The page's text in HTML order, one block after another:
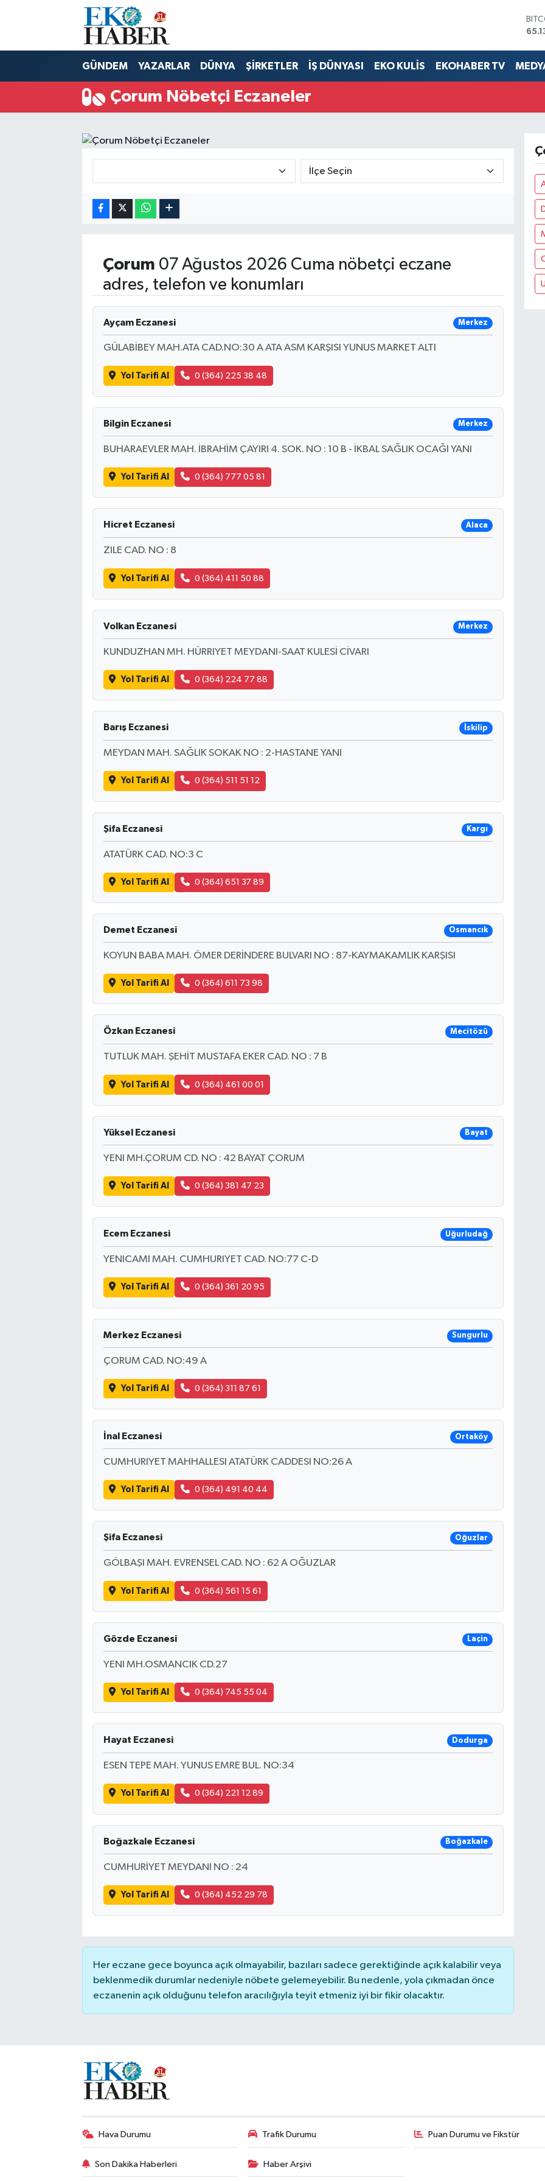
GÜNDEM YAZARLAR DÜNYA ŞİRKETLER İŞ DÜNYASI EKO KULİS EKOHABER TV
Çorum Nöbetçi Eczaneler
Çorum 07 Ağustos 2026 Cuma nöbetçi eczane
adres, telefon ve konumları
Ayçam Eczanesi Merkez
GÜLABİBEY MAH.ATA CAD.NO:30 A ATA ASM KARŞISI YUNUS MARKET ALTI
Yol Tarifi Al 0 (364) 225 38 48
Bilgin Eczanesi Merkez
BUHARAEVLER MAH. İBRAHİM ÇAYIRI 4. SOK. NO : 10 B - İKBAL SAĞLIK OCAĞI YANI
Yol Tarifi Al 0 (364) 777 05 81
Hicret Eczanesi Alaca
ZILE CAD. NO : 8
Yol Tarifi Al 0 (364) 411 50 88
Volkan Eczanesi Merkez
KUNDUZHAN MH. HÜRRIYET MEYDANI-SAAT KULESİ CİVARI
Yol Tarifi Al 0 (364) 224 77 88
Barış Eczanesi İskilip
MEYDAN MAH. SAĞLIK SOKAK NO : 2-HASTANE YANI
Yol Tarifi Al 0 (364) 511 51 12
Şifa Eczanesi Kargı
ATATÜRK CAD. NO:3 C
Yol Tarifi Al 0 (364) 651 37 89
Demet Eczanesi Osmancık
KOYUN BABA MAH. ÖMER DERİNDERE BULVARI NO : 87-KAYMAKAMLIK KARŞISI
Yol Tarifi Al 0 (364) 611 73 98
Özkan Eczanesi Mecitözü
TUTLUK MAH. ŞEHİT MUSTAFA EKER CAD. NO : 7 B
Yol Tarifi Al 0 (364) 461 00 01
Yüksel Eczanesi Bayat
YENI MH.ÇORUM CD. NO : 42 BAYAT ÇORUM
Yol Tarifi Al 0 (364) 381 47 23
Ecem Eczanesi Uğurludağ
YENICAMI MAH. CUMHURIYET CAD. NO:77 C-D
Yol Tarifi Al 0 (364) 361 20 95
Merkez Eczanesi Sungurlu
ÇORUM CAD. NO:49 A
Yol Tarifi Al 0 (364) 311 87 61
İnal Eczanesi Ortaköy
CUMHURIYET MAHHALLESI ATATÜRK CADDESI NO:26 A
Yol Tarifi Al 0 (364) 491 40 44
Şifa Eczanesi Oğuzlar
GÖLBAŞI MAH. EVRENSEL CAD. NO : 62 A OĞUZLAR
Yol Tarifi Al 0 (364) 561 15 61
Gözde Eczanesi Laçin
YENI MH.OSMANCIK CD.27
Yol Tarifi Al 0 (364) 745 55 04
Hayat Eczanesi Dodurga
ESEN TEPE MAH. YUNUS EMRE BUL. NO:34
Yol Tarifi Al 0 (364) 221 12 89
Boğazkale Eczanesi Boğazkale
CUMHURİYET MEYDANI NO : 24
Yol Tarifi Al 0 (364) 452 29 78
Her eczane gece boyunca açık olmayabilir, bazıları sadece gerektiğinde açık kalabilir veya
beklenmedik durumlar nedeniyle nöbete gelemeyebilir. Bu nedenle, yola çıkmadan önce
eczanenin açık olduğunu telefon aracılığıyla teyit etmeniz iyi bir fikir olacaktır.
Hava Durumu Trafik Durumu Puan Durumu ve Fikstür
Son Dakika Haberleri Haber Arşivi
Hava Durumu
Süper Lig Puan Durumu ve Fikstür
Tüm Manşetler